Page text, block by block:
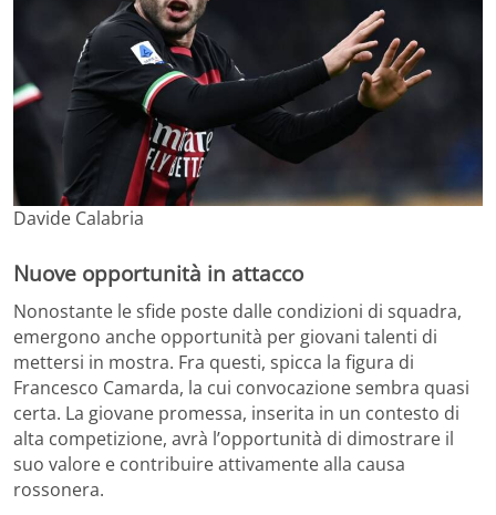
Davide Calabria
Nuove opportunità in attacco
Nonostante le sfide poste dalle condizioni di squadra,
emergono anche opportunità per giovani talenti di
mettersi in mostra. Fra questi, spicca la figura di
Francesco Camarda, la cui convocazione sembra quasi
certa. La giovane promessa, inserita in un contesto di
alta competizione, avrà l’opportunità di dimostrare il
suo valore e contribuire attivamente alla causa
rossonera.